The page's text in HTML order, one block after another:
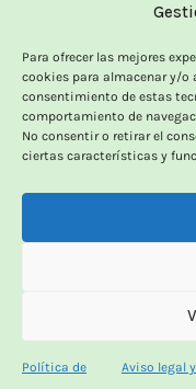
Para ofrecer las mejores
cookies para almacenar y/o
consentimiento de estas
comportamiento de
No consentir o retirar el
ciertas características y
Política de
Aviso legal
OUTLET VORPC
100%
bajo!